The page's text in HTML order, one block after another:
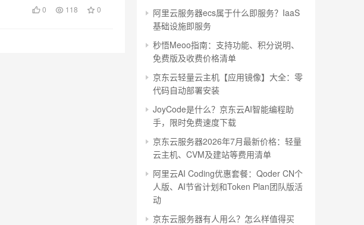
0 118 0
阿里云服务器ecs属于什么即服务？IaaS
基础设施即服务
秒悟Meoo指南：支持功能、积分说明、
免费版及收费价格清单
京东云轻量云主机【应用镜像】大全：零
代码自动部署安装
JoyCode是什么？京东云AI智能编程助
手，限时免费速度下载
京东云服务器2026年7月最新价格：轻量
云主机、CVM及建站等费用清单
阿里云AI Coding优惠套餐：Qoder CN个
人版、AI节省计划和Token Plan团队版活
动
京东云服务器有人用么？怎么样值得买